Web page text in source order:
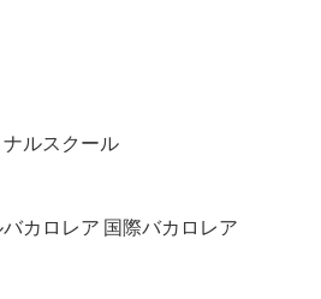
ルスクール
カロレア 国際バカロレア